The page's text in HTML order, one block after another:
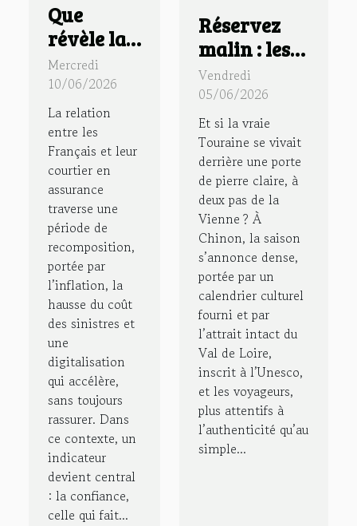
Que
révèle la
confiance
des
Français
envers
leur
courtier
en
assurance
?
Mercredi
10/06/2026
La relation
entre les
Français et leur
courtier en
assurance
traverse une
période de
recomposition,
portée par
l’inflation, la
hausse du coût
des sinistres et
une
digitalisation
qui accélère,
sans toujours
rassurer. Dans
ce contexte, un
indicateur
devient central
: la confiance,
celle qui fait...
Réservez
malin : les
secrets d’un
séjour
authentique
en gîte à
Chinon
Vendredi
05/06/2026
Et si la vraie
Touraine se vivait
derrière une porte
de pierre claire, à
deux pas de la
Vienne ? À
Chinon, la saison
s’annonce dense,
portée par un
calendrier culturel
fourni et par
l’attrait intact du
Val de Loire,
inscrit à l’Unesco,
et les voyageurs,
plus attentifs à
l’authenticité qu’au
simple...